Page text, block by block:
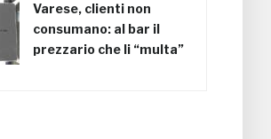
Varese, clienti non
consumano: al bar il
prezzario che li “multa”